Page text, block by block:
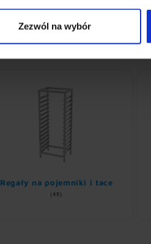
Zezwól na wybór
Regały na pojemniki i tace
(49)